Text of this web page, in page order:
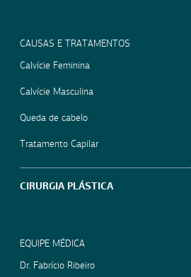
CAUSAS E TRATAMENTOS
Calvície Feminina
Calvície Masculina
Queda de cabelo
Tratamento Capilar
CIRURGIA PLÁSTICA
EQUIPE MÉDICA
Dr. Fabrício Ribeiro